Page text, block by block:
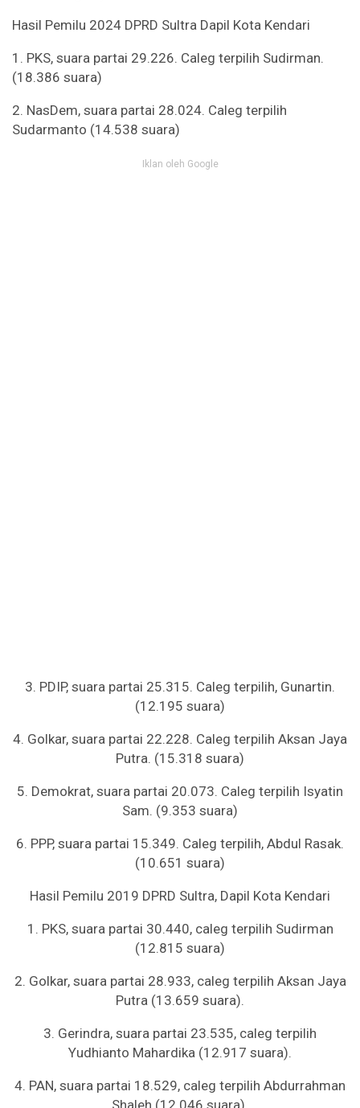
Hasil Pemilu 2024 DPRD Sultra Dapil Kota Kendari
1. PKS, suara partai 29.226. Caleg terpilih Sudirman.
(18.386 suara)
2. NasDem, suara partai 28.024. Caleg terpilih
Sudarmanto (14.538 suara)
Iklan oleh Google
3. PDIP, suara partai 25.315. Caleg terpilih, Gunartin.
(12.195 suara)
4. Golkar, suara partai 22.228. Caleg terpilih Aksan Jaya
Putra. (15.318 suara)
5. Demokrat, suara partai 20.073. Caleg terpilih Isyatin
Sam. (9.353 suara)
6. PPP, suara partai 15.349. Caleg terpilih, Abdul Rasak.
(10.651 suara)
Hasil Pemilu 2019 DPRD Sultra, Dapil Kota Kendari
1. PKS, suara partai 30.440, caleg terpilih Sudirman
(12.815 suara)
2. Golkar, suara partai 28.933, caleg terpilih Aksan Jaya
Putra (13.659 suara).
3. Gerindra, suara partai 23.535, caleg terpilih
Yudhianto Mahardika (12.917 suara).
4. PAN, suara partai 18.529, caleg terpilih Abdurrahman